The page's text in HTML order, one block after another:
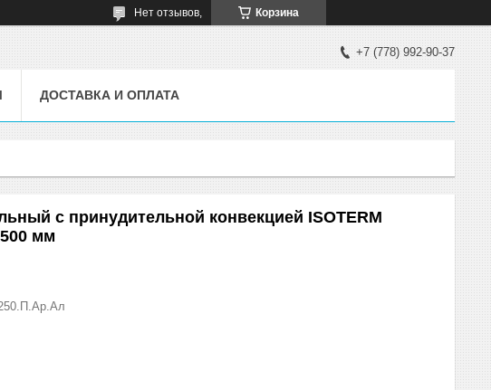
Корзина
Нет отзывов,
+7 (778) 992-90-37
ДОСТАВКА И ОПЛАТА
с принудительной конвекцией ISOTERM
мм